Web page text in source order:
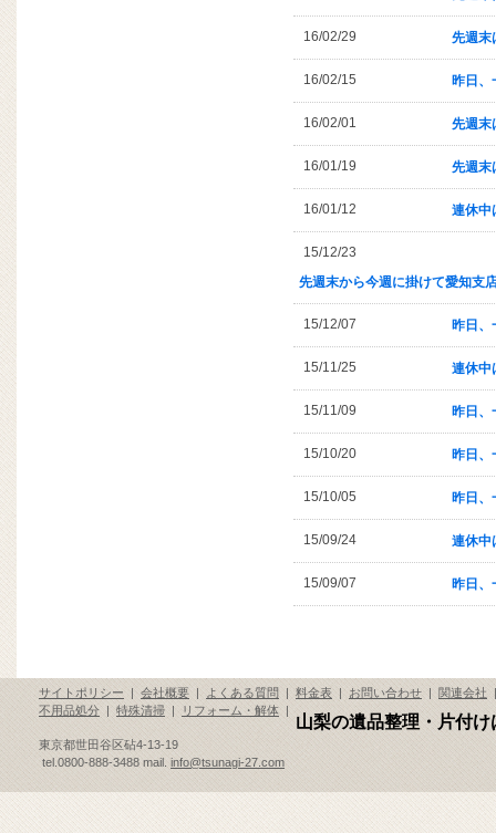
16/02/29 先週末
16/02/15 昨日、
16/02/01 先週末
16/01/19 先週末
16/01/12 連休中
15/12/23
先週末から今週に掛けて愛知支
15/12/07 昨日、
15/11/25 連休中
15/11/09 昨日、
15/10/20 昨日、
15/10/05 昨日、
15/09/24 連休中
15/09/07 昨日、
サイトポリシー | 会社概要 | よくある質問 | 料金表 | お問い合わせ | 関連会社
不用品処分| 特殊清掃 | リフォーム・解体 |
山梨の遺品整理・片付
東京都世田谷区砧4-13-19
tel.0800-888-3488 mail. info@tsunagi-27.com